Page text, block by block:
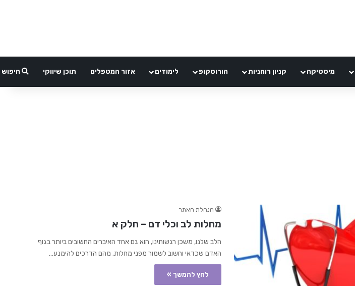
מיסטיקה קניון רוחניות הורוסקופ לימודים אזור המטפלים תוכן שיווקי חיפוש
הנהלת האתר
מחלות לב וכלי דם – חלק א
הלב שלנו, משכן רגשותינו, הוא גם אחד האיברים החשובים ביותר בגוף
האדם שכדאי וחשוב לשמור מפני מחלות. מהם הדרכים להימנע…
לחץ להמשך »